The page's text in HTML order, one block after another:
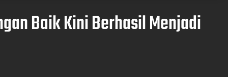
Baik Kini Berhasil Menjadi